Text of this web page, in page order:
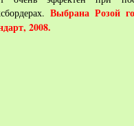
ВыбранаРозой
2008.